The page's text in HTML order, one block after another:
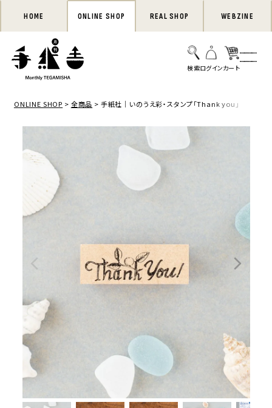
HOME ONLINE SHOP REAL SHOP WEBZINE
ONLINE SHOP 全商品 手紙社｜いのうえ彩・スタンプ「Thank you」